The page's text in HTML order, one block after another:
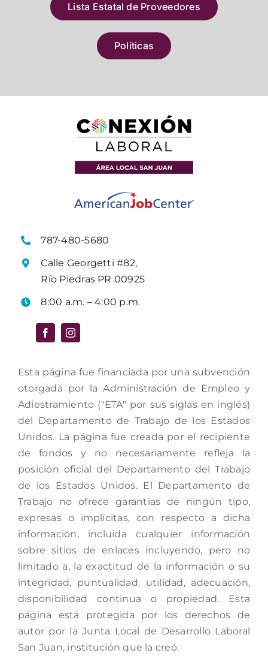
Lista Estatal de Proveedores
Políticas
787-480-5680
Calle Georgetti #82,
Río Piedras PR 00925
8:00 a.m. – 4:00 p.m.
Esta página fue financiada por una subvención
otorgada por la Administración de Empleo y
Adiestramiento ("ETA" por sus siglas en inglés)
del Departamento de Trabajo de los Estados
Unidos. La página fue creada por el recipiente
de fondos y no necesariamente refleja la
posición oficial del Departamento del Trabajo
de los Estados Unidos. El Departamento de
Trabajo no ofrece garantías de ningún tipo,
expresas o implícitas, con respecto a dicha
información, incluida cualquier información
sobre sitios de enlaces incluyendo, pero no
limitado a, la exactitud de la información o su
integridad, puntualidad, utilidad, adecuación,
disponibilidad continua o propiedad. Esta
página está protegida por los derechos de
autor por la Junta Local de Desarrollo Laboral
San Juan, institución que la creó.